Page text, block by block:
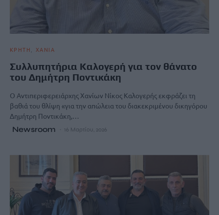
ΚΡΗΤΗ ΧΑΝΙΑ
Συλλυπητήρια Καλογερή για τον θάνατο
του Δημήτρη Ποντικάκη
Ο Αντιπεριφερειάρχης Χανίων Νίκος Καλογερής εκφράζει τη
βαθιά του θλίψη «για την απώλεια του διακεκριμένου δικηγόρου
Δημήτρη Ποντικάκη,…
Newsroom 16 Μαρτίου, 2026